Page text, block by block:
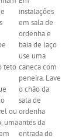
teto
ou
uma
instalações
em sala de
ordenha e
baia de laço
use uma
caneca com
peneira. Lave
o chão da
sala de
ordenha
antes da
entrada do